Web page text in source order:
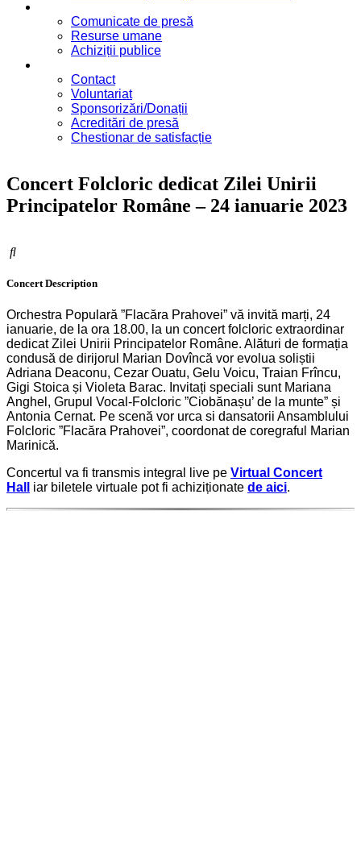
Comunicate de presă
Resurse umane
Achiziții publice
Contact
Voluntariat
Sponsorizări/Donații
Acreditări de presă
Chestionar de satisfacție
Concert Folcloric dedicat Zilei Unirii
Principatelor Române – 24 ianuarie 2023
Concert Description
Orchestra Populară ”Flacăra Prahovei” vă invită marți, 24
ianuarie, de la ora 18.00, la un concert folcloric extraordinar
dedicat Zilei Unirii Principatelor Române. Alături de formația
condusă de dirijorul Marian Dovîncă vor evolua soliștii
Adriana Deaconu, Cezar Ouatu, Gelu Voicu, Traian Frîncu,
Gigi Stoica și Violeta Barac. Invitați speciali sunt Mariana
Anghel, Grupul Vocal-Folcloric ”Ciobănașu’ de la munte” și
Antonia Cernat. Pe scenă vor urca si dansatorii Ansamblului
Folcloric ”Flacăra Prahovei”, coordonat de coregraful Marian
Marinică.
Concertul va fi transmis integral live pe Virtual Concert
Hall
iar biletele virtuale pot fi achiziționate de aici.